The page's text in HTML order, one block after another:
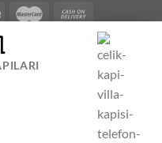
İPTAL VE İADE POLITIKASI
İLETIŞIM
HESABIM
Oda Kapısı